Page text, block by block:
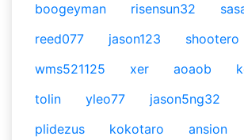
boogeyman
risensun32
reed077
jason123
shootero
wms521125
xer aoaob
tolin
yleo77 jason5ng32
plidezus
kokotaro ansion